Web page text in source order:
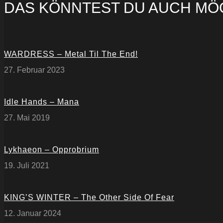
DAS KÖNNTEST DU AUCH
WARDRESS – Metal Til The End!
27. Februar 2023
Idle Hands – Mana
27. Mai 2019
Lykhaeon – Opprobrium
19. Juli 2021
KING’S WINTER – The Other Side Of Fear
12. Januar 2024